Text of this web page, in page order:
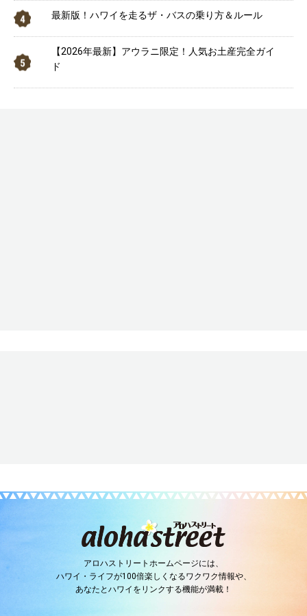
最新版！ハワイを走るザ・バスの乗り方＆ルール
【2026年最新】アウラニ限定！人気お土産完全ガイ
ド
アロハストリートホームページには、
ハワイ・ライフが100倍楽しくなるワクワク情報や、
あなたとハワイをリンクする機能が満載！